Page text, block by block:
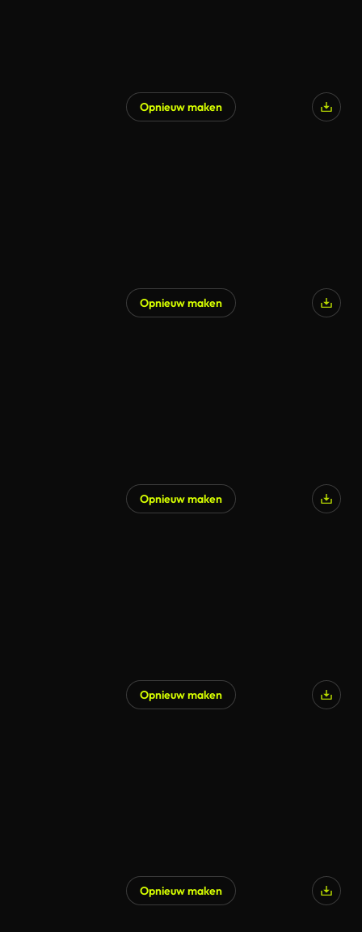
Opnieuw maken
Opnieuw maken
Opnieuw maken
Opnieuw maken
Opnieuw maken